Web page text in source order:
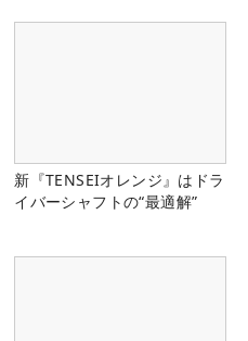
新『TENSEIオレンジ』はドラ
イバーシャフトの“最適解”